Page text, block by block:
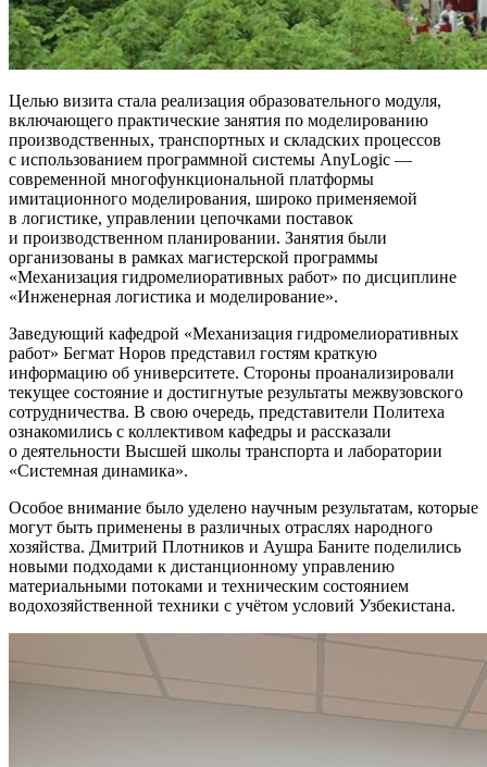
Целью визита стала реализация образовательного модуля,
включающего практические занятия по моделированию
производственных, транспортных и складских процессов
с использованием программной системы AnyLogic —
современной многофункциональной платформы
имитационного моделирования, широко применяемой
в логистике, управлении цепочками поставок
и производственном планировании. Занятия были
организованы в рамках магистерской программы
«Механизация гидромелиоративных работ» по дисциплине
«Инженерная логистика и моделирование».
Заведующий кафедрой «Механизация гидромелиоративных
работ» Бегмат Норов представил гостям краткую
информацию об университете. Стороны проанализировали
текущее состояние и достигнутые результаты межвузовского
сотрудничества. В свою очередь, представители Политеха
ознакомились с коллективом кафедры и рассказали
о деятельности Высшей школы транспорта и лаборатории
«Системная динамика».
Особое внимание было уделено научным результатам, которые
могут быть применены в различных отраслях народного
хозяйства. Дмитрий Плотников и Аушра Баните поделились
новыми подходами к дистанционному управлению
материальными потоками и техническим состоянием
водохозяйственной техники с учётом условий Узбекистана.